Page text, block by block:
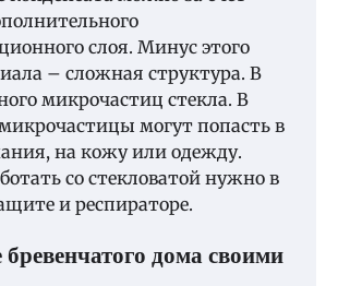
слоя. Минус этого
– сложная структура. В
микрочастиц стекла. В
могут попасть в
на кожу или одежду.
со стекловатой нужно в
и респираторе.
дома своими